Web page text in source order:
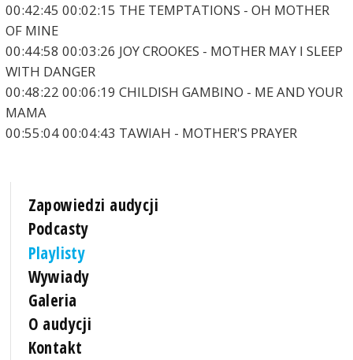
00:42:45 00:02:15 THE TEMPTATIONS - OH MOTHER
OF MINE
00:44:58 00:03:26 JOY CROOKES - MOTHER MAY I SLEEP
WITH DANGER
00:48:22 00:06:19 CHILDISH GAMBINO - ME AND YOUR
MAMA
00:55:04 00:04:43 TAWIAH - MOTHER'S PRAYER
Zapowiedzi audycji
Podcasty
Playlisty
Wywiady
Galeria
O audycji
Kontakt